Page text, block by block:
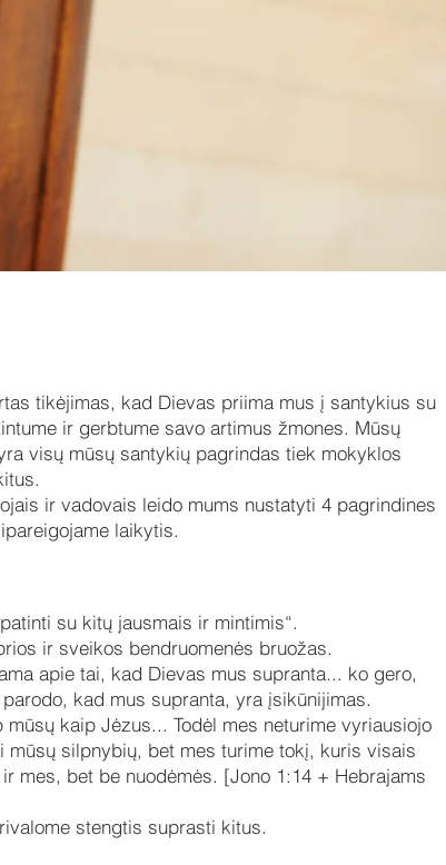
tikėjimas, kad Dievas priima mus į santykius su
ir gerbtume savo artimus žmones. Mūsų
visų mūsų santykių pagrindas tiek mokyklos
ir vadovais leido mums nustatyti 4 pagrindines
laikytis.
su kitų jausmais ir mintimis“.
ir sveikos bendruomenės bruožas.
apie tai, kad Dievas mus supranta... ko gero,
kad mus supranta, yra įsikūnijimas.
kaip Jėzus... Todėl mes neturime vyriausiojo
mūsų silpnybių, bet mes turime tokį, kuris visais
mes, bet be nuodėmės. [Jono 1:14 + Hebrajams
stengtis suprasti kitus.